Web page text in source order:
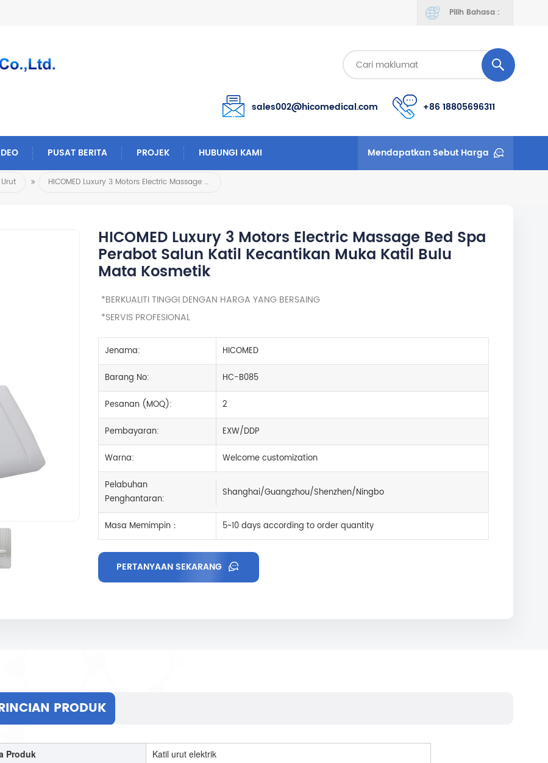
Pilih Bahasa :
sales002@hicomedical.com +86 18805696311
PUSAT BERITA PROJEK HUBUNGI KAMI Mendapatkan Sebut Harga
HICOMED Luxury 3 Motors Electric Massage Bed Spa Perabot Salun Katil Kecantikan Muka Katil Bulu Mata Kosmetik
HICOMED Luxury 3 Motors Electric Massage Bed Spa
Perabot Salun Katil Kecantikan Muka Katil Bulu
Mata Kosmetik
*BERKUALITI TINGGI DENGAN HARGA YANG BERSAING
*SERVIS PROFESIONAL
Jenama: HICOMED
Barang No: HC-B085
Pesanan (MOQ): 2
Pembayaran: EXW/DDP
Warna: Welcome customization
Pelabuhan
Penghantaran:
Shanghai/Guangzhou/Shenzhen/Ningbo
Masa Memimpin： 5~10 days according to order quantity
PERTANYAAN SEKARANG
PRODUK
Produk
Katil urut elektrik